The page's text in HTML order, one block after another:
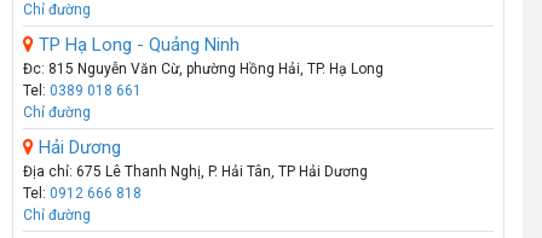
Chỉ đường
TP Hạ Long - Quảng Ninh
Đc: 815 Nguyễn Văn Cừ, phường Hồng Hải, TP. Hạ Long
Tel: 0389 018 661
Chỉ đường
Hải Dương
Địa chỉ: 675 Lê Thanh Nghị, P. Hải Tân, TP Hải Dương
Tel: 0912 666 818
Chỉ đường